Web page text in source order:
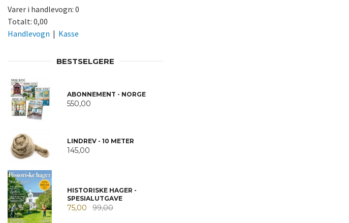
Varer i handlevogn: 0
Totalt: 0,00
Handlevogn | Kasse
BESTSELGERE
ABONNEMENT - NORGE
550,00
LINDREV - 10 METER
145,00
HISTORISKE HAGER -
SPESIALUTGAVE
75,00 99,00